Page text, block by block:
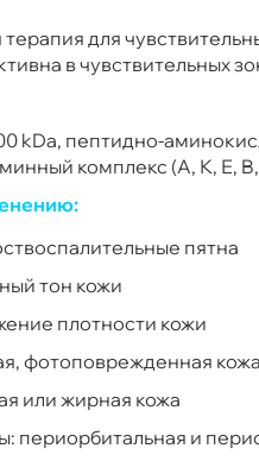
терапия для
в чувствительных
kDa, пептидно-
комплекс (А, К, Е,
пятна
тон кожи
плотности кожи
фотоповрежденная кожа
или жирная кожа
периорбитальная и